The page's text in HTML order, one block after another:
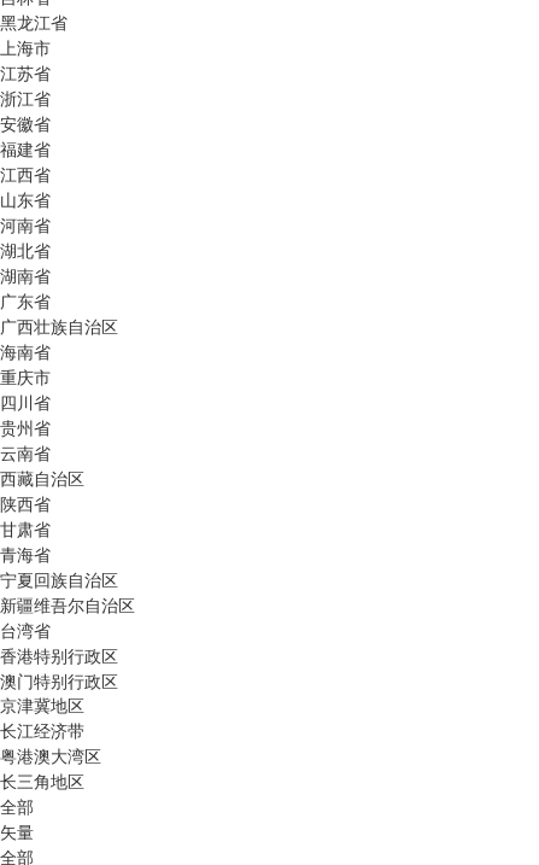
黑龙江省
上海市
江苏省
浙江省
安徽省
福建省
江西省
山东省
河南省
湖北省
湖南省
广东省
广西壮族自治区
海南省
重庆市
四川省
贵州省
云南省
西藏自治区
陕西省
甘肃省
青海省
宁夏回族自治区
新疆维吾尔自治区
台湾省
香港特别行政区
澳门特别行政区
京津冀地区
长江经济带
粤港澳大湾区
长三角地区
全部
矢量
全部